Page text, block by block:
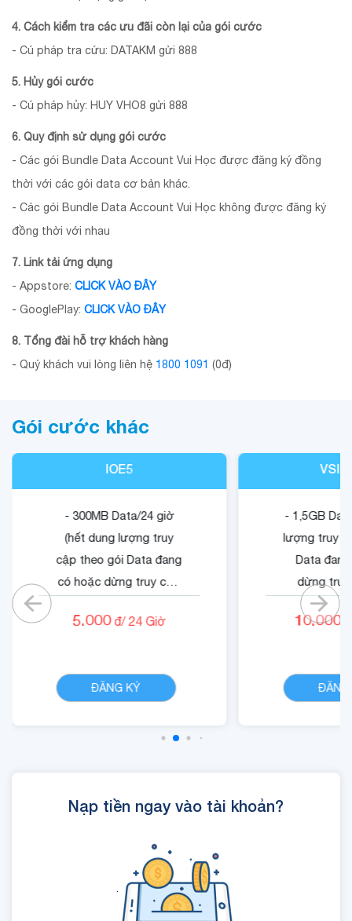
4. Cách kiểm tra các ưu đãi còn lại của gói cước
- Cú pháp tra cứu: DATAKM gửi 888
5. Hủy gói cước
- Cú pháp hủy: HUY VHO8 gửi 888
6. Quy định sử dụng gói cước
- Các gói Bundle Data Account Vui Học được đăng ký đồng
thời với các gói data cơ bản khác.
- Các gói Bundle Data Account Vui Học không được đăng ký
đồng thời với nhau
7. Link tải ứng dụng
- Appstore: CLICK VÀO ĐÂY
- GooglePlay: CLICK VÀO ĐÂY
8. Tổng đài hỗ trợ khách hàng
- Quý khách vui lòng liên hệ 1800 1091 (0đ)
Gói cước khác
IOE5
- 300MB Data/24 giờ
(hết dung lượng truy
cập theo gói Data đang
có hoặc dừng truy cập
- Cộng 500 RUBY.
5.000đ/ 24 Giờ
ĐĂNG KÝ
- 1,5GB
lượng truy
Data
dừng truy
không
- Quyền lợi
10.000
ĐĂNG
Nạp tiền ngay vào tài khoản?
.